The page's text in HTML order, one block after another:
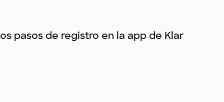
pasos de registro en la app de Klar